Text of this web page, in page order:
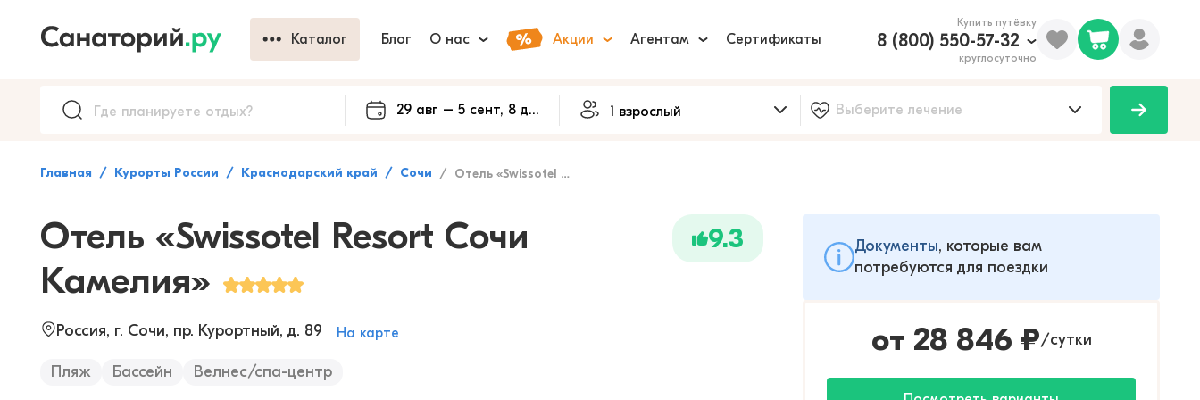
Каталог Блог О нас Акции Агентам Сертификаты
Купить путёвку
8 (800) 550-57-32
круглосуточно
Главная Курорты России Краснодарский край Сочи Отель «Swissotel Resort Сочи Камелия»
Отель «Swissotel Resort Сочи
Камелия»
Россия, г. Сочи, пр. Курортный, д. 89 На карте
Пляж Бассейн Велнес/спа-центр
9.3 Документы, которые вам
потребуются для поездки
от 28 846 ₽/сутки